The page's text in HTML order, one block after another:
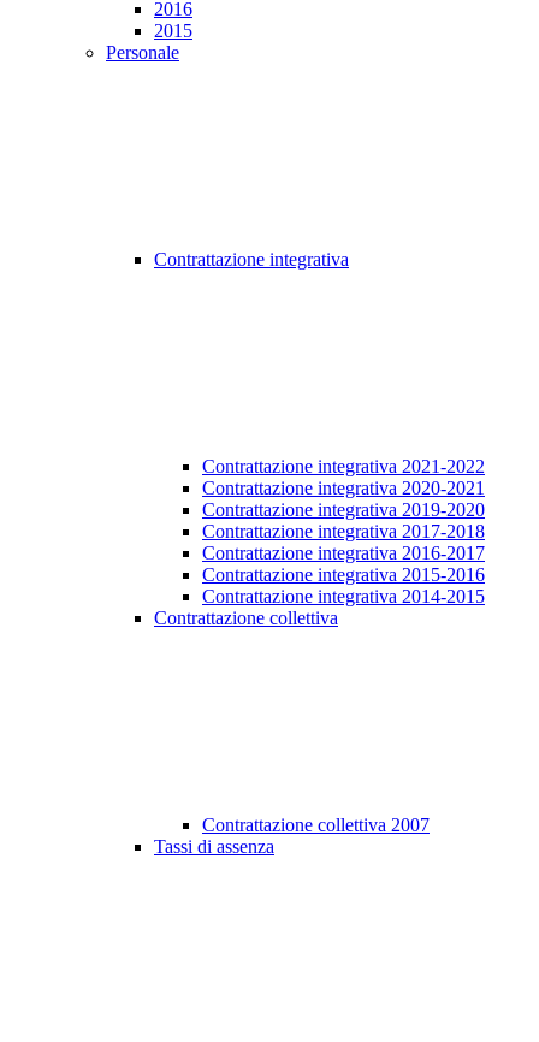
2016
2015
Personale
Contrattazione integrativa
Contrattazione integrativa 2021-2022
Contrattazione integrativa 2020-2021
Contrattazione integrativa 2019-2020
Contrattazione integrativa 2017-2018
Contrattazione integrativa 2016-2017
Contrattazione integrativa 2015-2016
Contrattazione integrativa 2014-2015
Contrattazione collettiva
Contrattazione collettiva 2007
Tassi di assenza